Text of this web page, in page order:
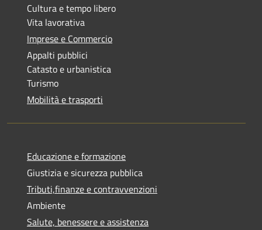
Cultura e tempo libero
Vita lavorativa
Imprese e Commercio
Appalti pubblici
Catasto e urbanistica
Turismo
Mobilità e trasporti
Educazione e formazione
Giustizia e sicurezza pubblica
Tributi,finanze e contravvenzioni
Ambiente
Salute, benessere e assistenza